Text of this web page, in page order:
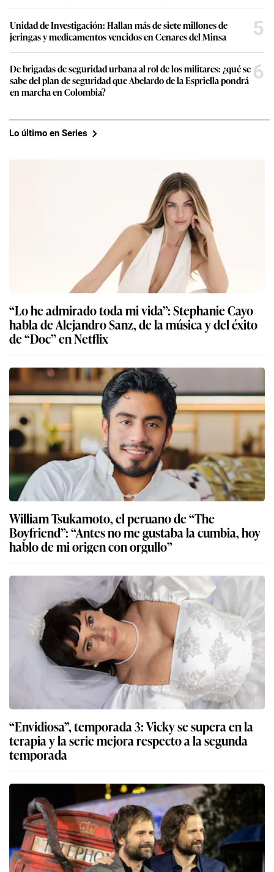
Unidad de Investigación: Hallan más de siete millones de
jeringas y medicamentos vencidos en Cenares del Minsa
5
De brigadas de seguridad urbana al rol de los militares: ¿qué se
sabe del plan de seguridad que Abelardo de la Espriella pondrá
en marcha en Colombia?
6
Lo último en Series
“Lo he admirado toda mi vida”: Stephanie Cayo
habla de Alejandro Sanz, de la música y del éxito
de “Doc” en Netflix
William Tsukamoto, el peruano de “The
Boyfriend”: “Antes no me gustaba la cumbia, hoy
hablo de mi origen con orgullo”
“Envidiosa”, temporada 3: Vicky se supera en la
terapia y la serie mejora respecto a la segunda
temporada